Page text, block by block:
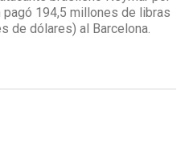
194,5 millones de libras
de dólares) al Barcelona.